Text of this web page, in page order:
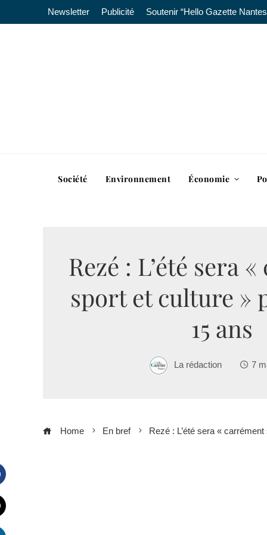
Newsletter Publicité Soutenir “Hello Gazette
Société Environnement Économie
Rezé : L’été sera
sport et culture »
15 ans
La rédaction 7
Home En bref Rezé : L’été sera «